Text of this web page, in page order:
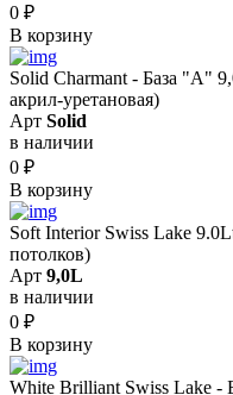
0 ₽
В корзину
Solid Сharmant - База "А"
акрил-уретановая)
Арт Solid
в наличии
0 ₽
В корзину
Soft Interior Swiss Lake
потолков)
Арт 9,0L
в наличии
0 ₽
В корзину
White Brilliant Swiss Lake -